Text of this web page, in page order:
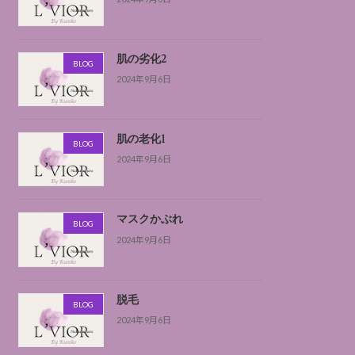
BLOG 肌の劣化2
2024年9月6日
BLOG 肌の老化1
2024年9月6日
BLOG マスクかぶれ
2024年9月6日
BLOG 脱毛
2024年9月6日